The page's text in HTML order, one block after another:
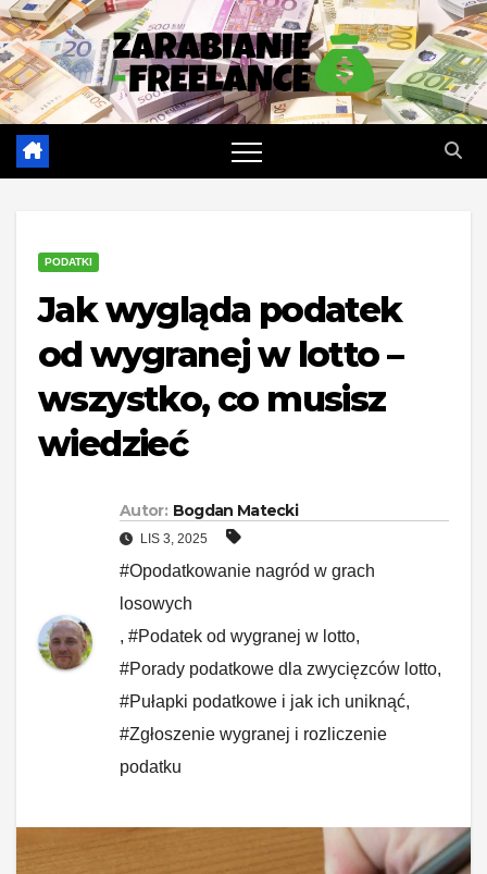
Skip
to
content
PODATKI
Jak wygląda podatek
od wygranej w lotto –
wszystko, co musisz
wiedzieć
Autor: Bogdan Matecki
LIS 3, 2025
#Opodatkowanie nagród w grach
losowych
, #Podatek od wygranej w lotto,
#Porady podatkowe dla zwycięzców lotto,
#Pułapki podatkowe i jak ich uniknąć,
#Zgłoszenie wygranej i rozliczenie
podatku